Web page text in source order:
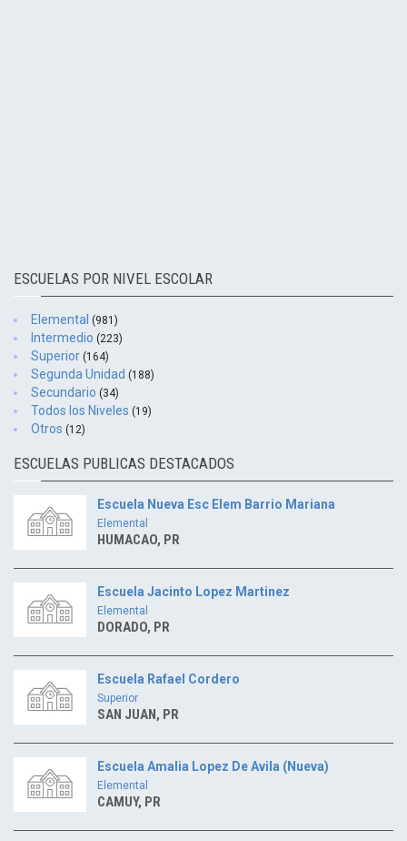
ESCUELAS POR NIVEL ESCOLAR
Elemental (981)
Intermedio (223)
Superior (164)
Segunda Unidad (188)
Secundario (34)
Todos los Niveles (19)
Otros (12)
ESCUELAS PUBLICAS DESTACADOS
Escuela Nueva Esc Elem Barrio Mariana
Elemental
HUMACAO, PR
Escuela Jacinto Lopez Martinez
Elemental
DORADO, PR
Escuela Rafael Cordero
Superior
SAN JUAN, PR
Escuela Amalia Lopez De Avila (Nueva)
Elemental
CAMUY, PR